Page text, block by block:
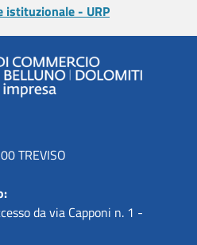
istituzionale - URP
TREVISO
da via Capponi n. 1 -